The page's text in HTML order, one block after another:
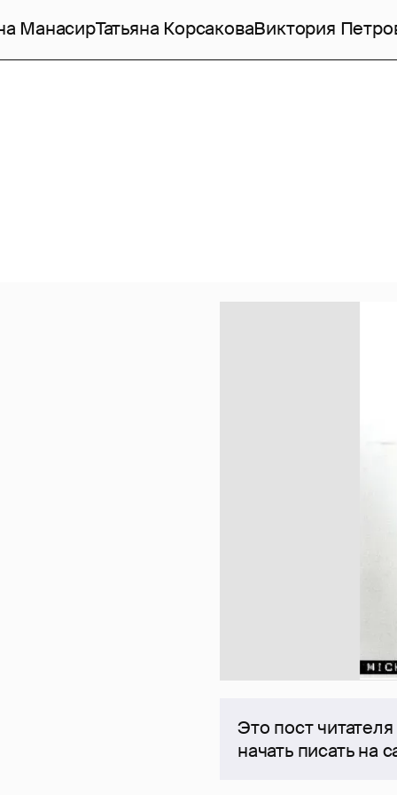
МанасирТатьяна КорсаковаВиктория
Это пост
начать писать на